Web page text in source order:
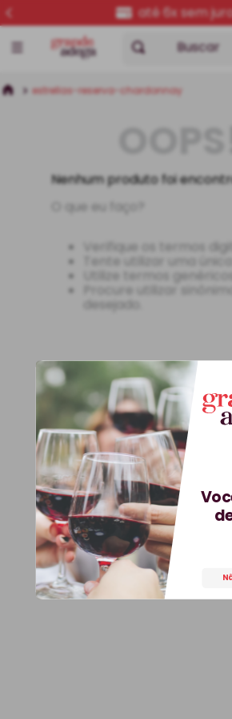
até 6x sem
Buscar
estrellas-reserva-chardonnay
Nenhum produto foi
O que eu faço?
Verifique os termos
Tente utilizar uma
Utilize termos
Procure utilizar
desejado.